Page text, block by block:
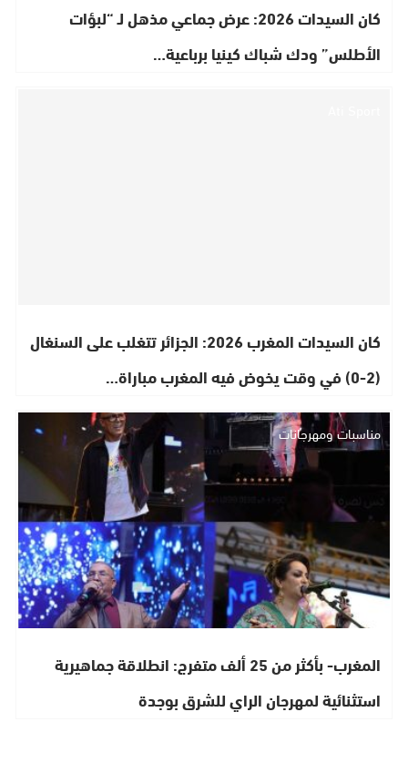
كان السيدات 2026: عرض جماعي مذهل لـ “لبؤات
الأطلس” ودك شباك كينيا برباعية…
كان السيدات المغرب 2026: الجزائر تتغلب على السنغال
(2-0) في وقت يخوض فيه المغرب مباراة…
مناسبات ومهرجانات
المغرب- بأكثر من 25 ألف متفرج: انطلاقة جماهيرية
استثنائية لمهرجان الراي للشرق بوجدة